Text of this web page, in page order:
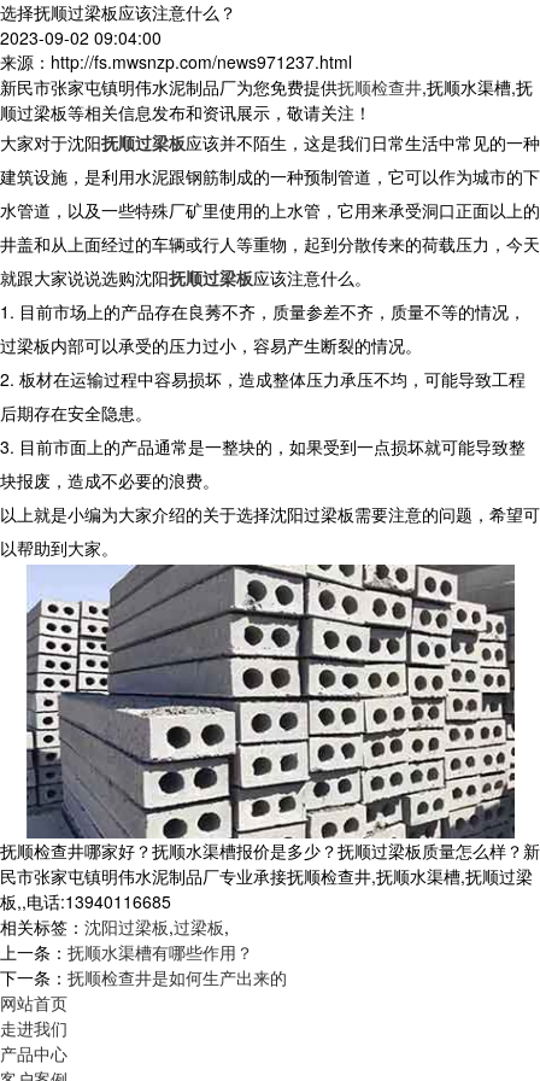
选择抚顺过梁板应该注意什么？
2023-09-02 09:04:00
来源：http://fs.mwsnzp.com/news971237.html
新民市张家屯镇明伟水泥制品厂为您免费提供抚顺检查井,抚顺水渠槽,抚
顺过梁板等相关信息发布和资讯展示，敬请关注！
大家对于沈阳抚顺过梁板应该并不陌生，这是我们日常生活中常见的一种
建筑设施，是利用水泥跟钢筋制成的一种预制管道，它可以作为城市的下
水管道，以及一些特殊厂矿里使用的上水管，它用来承受洞口正面以上的
井盖和从上面经过的车辆或行人等重物，起到分散传来的荷载压力，今天
就跟大家说说选购沈阳抚顺过梁板应该注意什么。
1. 目前市场上的产品存在良莠不齐，质量参差不齐，质量不等的情况，
过梁板内部可以承受的压力过小，容易产生断裂的情况。
2. 板材在运输过程中容易损坏，造成整体压力承压不均，可能导致工程
后期存在安全隐患。
3. 目前市面上的产品通常是一整块的，如果受到一点损坏就可能导致整
块报废，造成不必要的浪费。
以上就是小编为大家介绍的关于选择沈阳过梁板需要注意的问题，希望可
以帮助到大家。
抚顺检查井哪家好？抚顺水渠槽报价是多少？抚顺过梁板质量怎么样？新
民市张家屯镇明伟水泥制品厂专业承接抚顺检查井,抚顺水渠槽,抚顺过梁
板,,电话:13940116685
相关标签： 沈阳过梁板,过梁板,
上一条： 抚顺水渠槽有哪些作用？
下一条： 抚顺检查井是如何生产出来的
网站首页
走进我们
产品中心